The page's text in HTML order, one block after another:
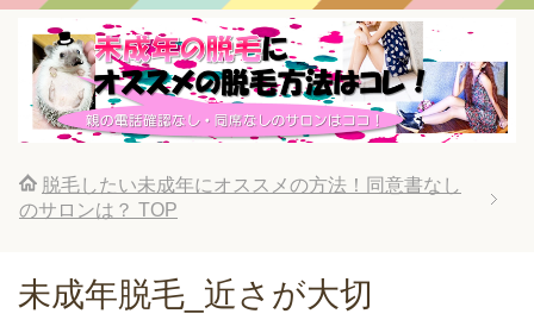
脱毛したい未成年にオススメの方法！同意書なし
のサロンは？ TOP
未成年脱毛_近さが大切